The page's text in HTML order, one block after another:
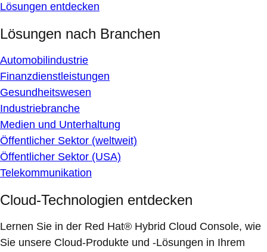
Lösungen entdecken
Lösungen nach Branchen
Automobilindustrie
Finanzdienstleistungen
Gesundheitswesen
Industriebranche
Medien und Unterhaltung
Öffentlicher Sektor (weltweit)
Öffentlicher Sektor (USA)
Telekommunikation
Cloud-Technologien entdecken
Lernen Sie in der Red Hat® Hybrid Cloud Console, wie
Sie unsere Cloud-Produkte und -Lösungen in Ihrem